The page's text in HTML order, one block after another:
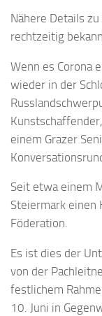
Nähere Details
rechtzeitig
Wenn es Corona
wieder in der
einem Grazer
Seit etwa einem
Steiermark einen
Föderation.
Es ist dies der
von der
festlichem
10. Juni in